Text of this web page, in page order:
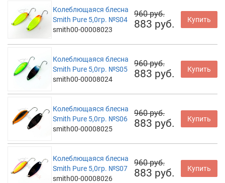
Колеблющаяся блесна
Smith Pure 5,0гр. №S04
smith00-00008023
960 руб.
883 руб. Купить
Колеблющаяся блесна
Smith Pure 5,0гр. №S05
smith00-00008024
960 руб.
883 руб. Купить
Колеблющаяся блесна
Smith Pure 5,0гр. №S06
smith00-00008025
960 руб.
883 руб. Купить
Колеблющаяся блесна
Smith Pure 5,0гр. №S07
smith00-00008026
960 руб.
883 руб. Купить